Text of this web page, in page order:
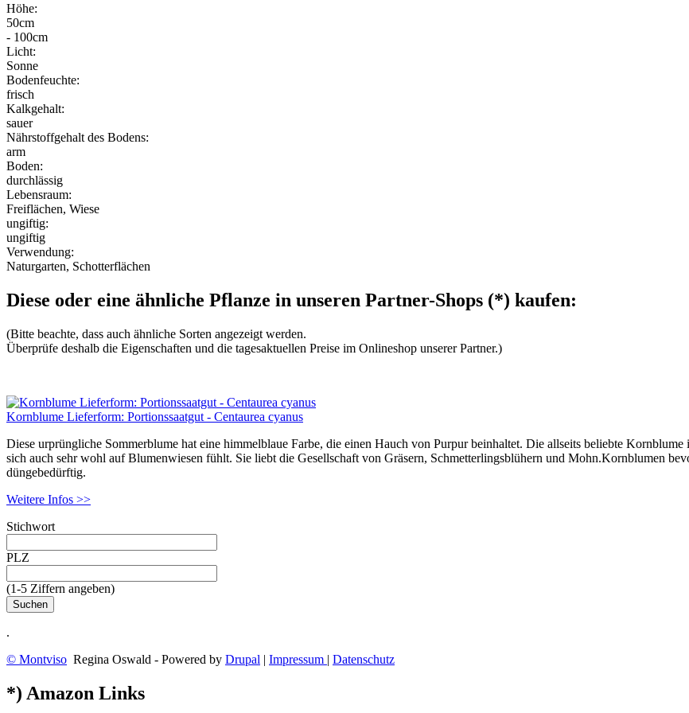
Höhe:
50cm
- 100cm
Licht:
Sonne
Bodenfeuchte:
frisch
Kalkgehalt:
sauer
Nährstoffgehalt des Bodens:
arm
Boden:
durchlässig
Lebensraum:
Freiflächen, Wiese
ungiftig:
ungiftig
Verwendung:
Naturgarten, Schotterflächen
Diese oder eine ähnliche Pflanze in unseren Partner-Shops (*) kaufen:
(Bitte beachte, dass auch ähnliche Sorten angezeigt werden.
Überprüfe deshalb die Eigenschaften und die tagesaktuellen Preise im Onlineshop unserer Partner.)
Kornblume Lieferform: Portionssaatgut - Centaurea cyanus
Diese urprüngliche Sommerblume hat eine himmelblaue Farbe, die einen Hauch von Purpur beinhaltet. Die allseits beliebte
sich auch sehr wohl auf Blumenwiesen fühlt. Sie liebt die Gesellschaft von Gräsern, Schmetterlingsblühern und Mohn.Kornblumen
düngebedürftig.
Weitere Infos >>
Stichwort
PLZ
(1-5 Ziffern angeben)
.
© Montviso Regina Oswald - Powered by Drupal | Impressum | Datenschutz
*) Amazon Links